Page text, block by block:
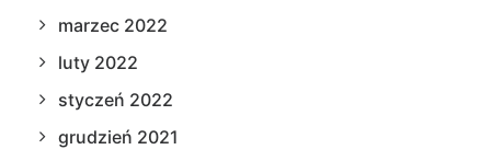
marzec 2022
luty 2022
styczeń 2022
grudzień 2021